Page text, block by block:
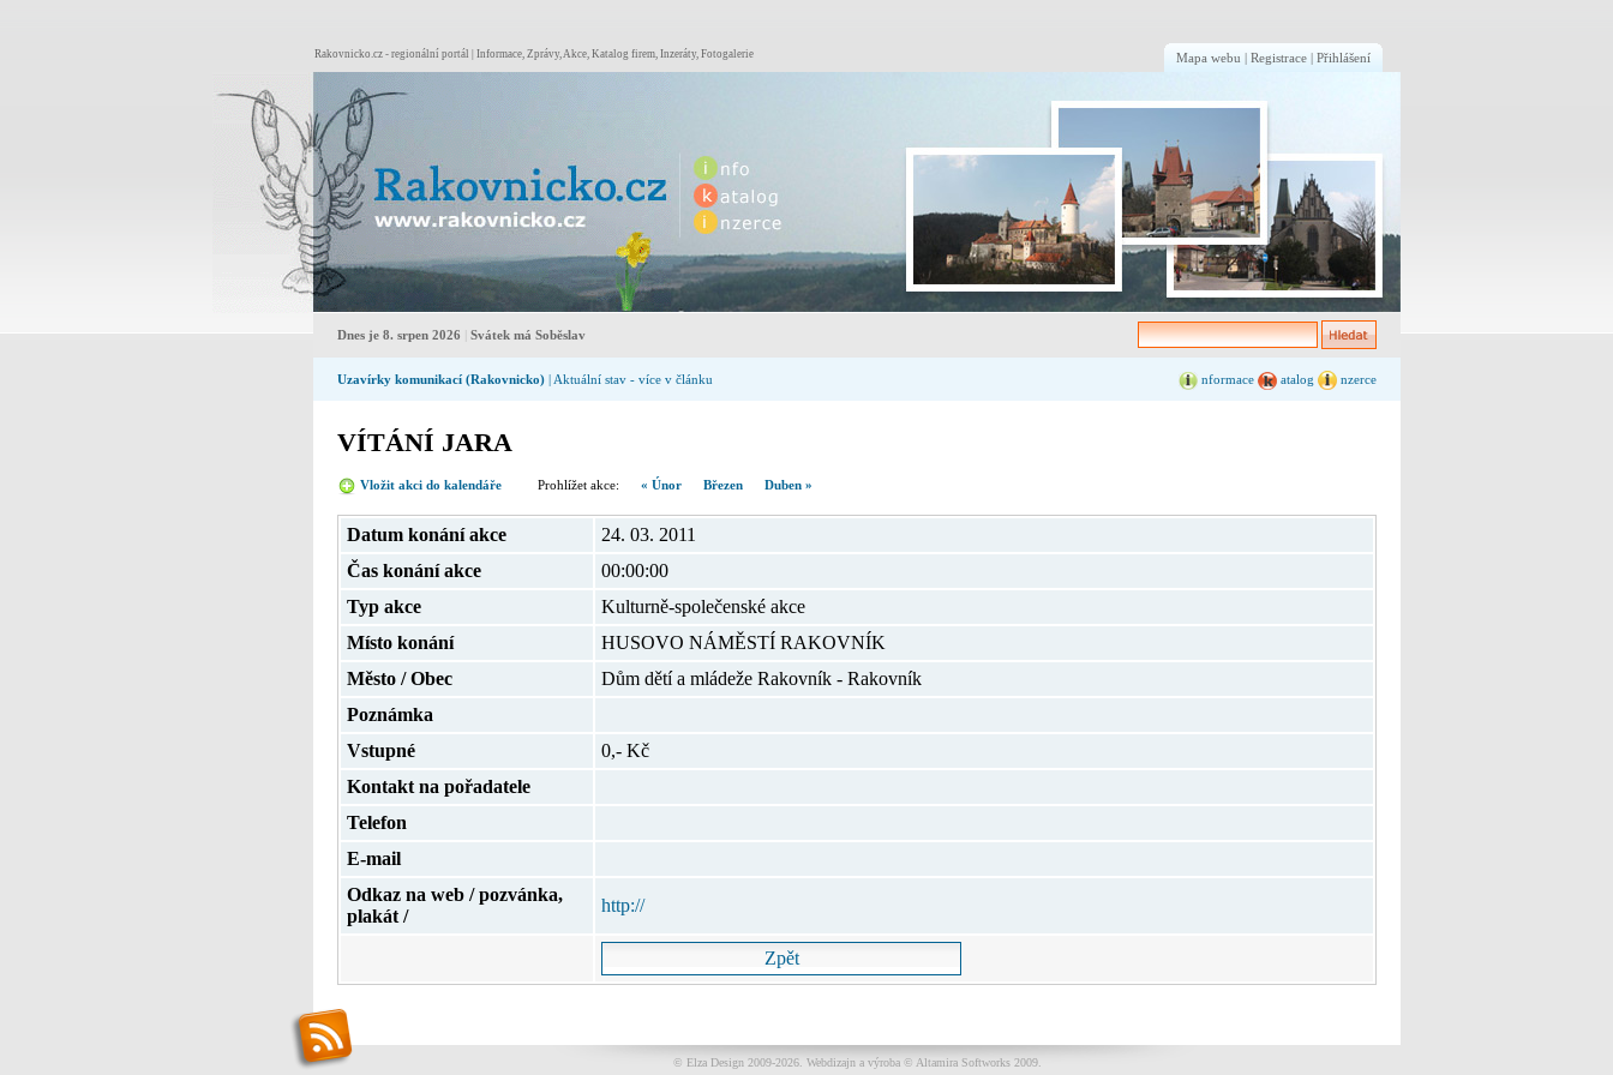
Mapa webu | Registrace | Přihlášení
Rakovnicko.cz - regionální portál | Informace, Zprávy, Akce, Katalog firem, Inzeráty, Fotogalerie
Dnes je 8. srpen 2026 Svátek má Soběslav
Uzavírky komunikací (Rakovnicko) | Aktuální stav - více v článku nformace atalog nzerce
VÍTÁNÍ JARA
Vložit akci do kalendáře Prohlížet akce: « Únor Březen Duben »
Datum konání akce
24. 03. 2011
Čas konání akce
00:00:00
Typ akce
Kulturně-společenské akce
Místo konání
HUSOVO NÁMĚSTÍ RAKOVNÍK
Město / Obec
Dům dětí a mládeže Rakovník - Rakovník
Poznámka
Vstupné
0,- Kč
Kontakt na pořadatele
Telefon
E-mail
Odkaz na web / pozvánka,
plakát /
http://
© Elza Design 2009-2026. Webdizajn a výroba © Altamira Softworks 2009.